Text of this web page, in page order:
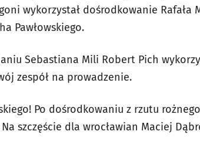
wykorzystał dośrodkowanie Rafała
Pawłowskiego.
Sebastiana Mili Robert Pich
zespół na prowadzenie.
Po dośrodkowaniu z rzutu
szczęście dla wrocławian Maciej